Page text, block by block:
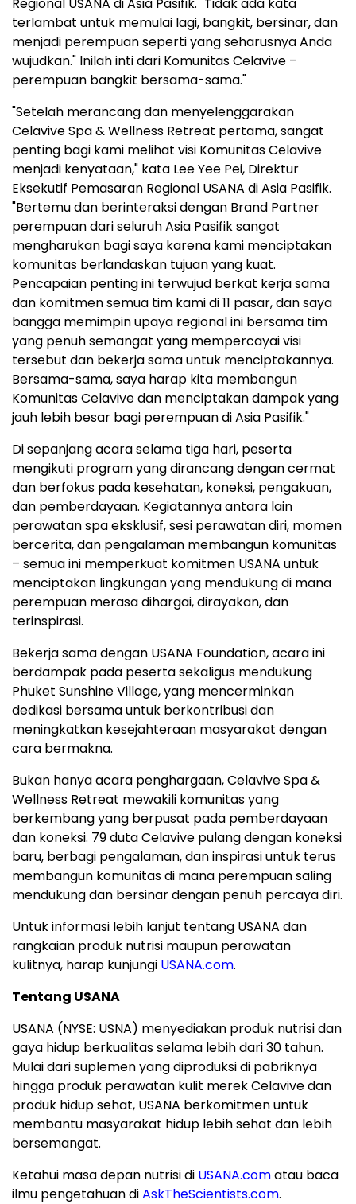
terlambat untuk memulai lagi, bangkit, bersinar, dan
menjadi perempuan seperti yang seharusnya Anda
wujudkan." Inilah inti dari Komunitas Celavive –
perempuan bangkit bersama-sama."
"Setelah merancang dan menyelenggarakan
Celavive Spa & Wellness Retreat pertama, sangat
penting bagi kami melihat visi Komunitas Celavive
menjadi kenyataan," kata Lee Yee Pei, Direktur
Eksekutif Pemasaran Regional USANA di Asia Pasifik.
"Bertemu dan berinteraksi dengan Brand Partner
perempuan dari seluruh Asia Pasifik sangat
mengharukan bagi saya karena kami menciptakan
komunitas berlandaskan tujuan yang kuat.
Pencapaian penting ini terwujud berkat kerja sama
dan komitmen semua tim kami di 11 pasar, dan saya
bangga memimpin upaya regional ini bersama tim
yang penuh semangat yang mempercayai visi
tersebut dan bekerja sama untuk menciptakannya.
Bersama-sama, saya harap kita membangun
Komunitas Celavive dan menciptakan dampak yang
jauh lebih besar bagi perempuan di Asia Pasifik."
Di sepanjang acara selama tiga hari, peserta
mengikuti program yang dirancang dengan cermat
dan berfokus pada kesehatan, koneksi, pengakuan,
dan pemberdayaan. Kegiatannya antara lain
perawatan spa eksklusif, sesi perawatan diri, momen
bercerita, dan pengalaman membangun komunitas
– semua ini memperkuat komitmen USANA untuk
menciptakan lingkungan yang mendukung di mana
perempuan merasa dihargai, dirayakan, dan
terinspirasi.
Bekerja sama dengan USANA Foundation, acara ini
berdampak pada peserta sekaligus mendukung
Phuket Sunshine Village, yang mencerminkan
dedikasi bersama untuk berkontribusi dan
meningkatkan kesejahteraan masyarakat dengan
cara bermakna.
Bukan hanya acara penghargaan, Celavive Spa &
Wellness Retreat mewakili komunitas yang
berkembang yang berpusat pada pemberdayaan
dan koneksi. 79 duta Celavive pulang dengan koneksi
baru, berbagi pengalaman, dan inspirasi untuk terus
membangun komunitas di mana perempuan saling
mendukung dan bersinar dengan penuh percaya diri.
Untuk informasi lebih lanjut tentang USANA dan
rangkaian produk nutrisi maupun perawatan
kulitnya, harap kunjungi USANA.com.
Tentang USANA
USANA (NYSE: USNA) menyediakan produk nutrisi dan
gaya hidup berkualitas selama lebih dari 30 tahun.
Mulai dari suplemen yang diproduksi di pabriknya
hingga produk perawatan kulit merek Celavive dan
produk hidup sehat, USANA berkomitmen untuk
membantu masyarakat hidup lebih sehat dan lebih
bersemangat.
Ketahui masa depan nutrisi di USANA.comatau baca
ilmu pengetahuan diAskTheScientists.com.